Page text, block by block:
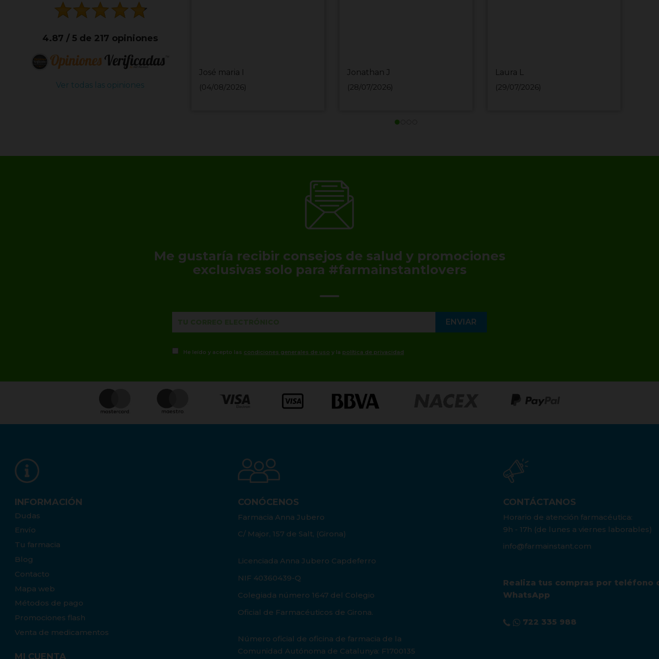
4.87 / 5 de 217 opiniones
Ver todas las opiniones
José maria I
(04/08/2026)
Jonathan J
(28/07/2026)
Laura L
(29/07/2026)
Me gustaría recibir consejos de salud y promociones
exclusivas solo para #farmainstantlovers
He leído y acepto las condiciones generales de uso y la política de privacidad
INFORMACIÓN
Dudas
Envío
Tu farmacia
Blog
Contacto
Mapa web
Métodos de pago
Promociones flash
Venta de medicamentos
MI CUENTA
CONÓCENOS
Farmacia Anna Jubero
C/ Major, 157 de Salt, (Girona)
Licenciada Anna Jubero Capdeferro
NIF 40360439-Q
Colegiada número 1647 del Colegio
Oficial de Farmacéuticos de Girona.
Número oficial de oficina de farmacia de la
Comunidad Autónoma de Catalunya: F1700135
CONTÁCTANOS
Horario de atención farmacéutica:
9h - 17h (de lunes a viernes laborables)
info@farmainstant.com
Realiza tus compras por teléfono
WhatsApp
722 335 988